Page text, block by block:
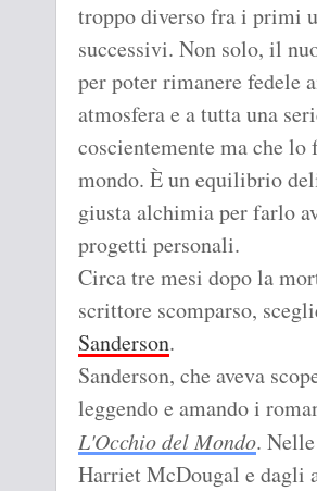
troppo diverso fra i primi
successivi. Non solo, il
per poter rimanere fedele
atmosfera e a tutta una
coscientemente ma che
mondo. È un equilibrio
giusta alchimia per farlo
progetti personali.
Circa tre mesi dopo la
scrittore scomparso,
Sanderson.
Sanderson, che aveva
leggendo e amando i
L'Occhio del Mondo.
Harriet McDougal e dagli